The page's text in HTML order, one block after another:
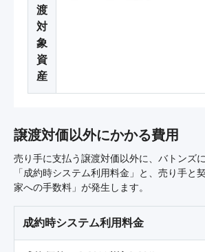
渡
対
象
資
産
譲渡対価以外にかかる費用
売り手に支払う譲渡対価以外に、バトンズ
「成約時システム利用料金」と、売り手と
家への手数料」が発生します。
成約時システム利用料金